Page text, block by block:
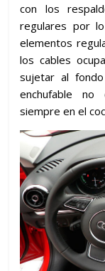
con los
regulares por
elementos
los cables
sujetar al
enchufable no
siempre en el